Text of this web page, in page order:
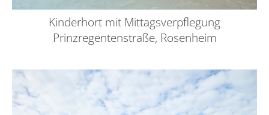
Kinderhort mit Mittagsverpflegung
Prinzregentenstraße, Rosenheim